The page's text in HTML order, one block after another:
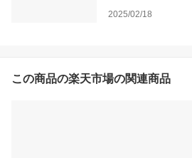
2025/02/18
この商品の楽天市場の関連商品